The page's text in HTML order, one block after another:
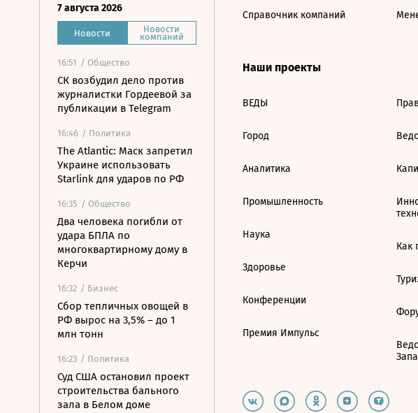
7 августа 2026
Новости Новости
компаний
16:51 / Общество
СК возбудил дело против
журналистки Гордеевой за
публикации в Telegram
16:46 / Политика
The Atlantic: Маск запретил
Украине использовать
Starlink для ударов по РФ
16:35 / Общество
Два человека погибли от
удара БПЛА по
многоквартирному дому в
Керчи
16:32 / Бизнес
Сбор тепличных овощей в
РФ вырос на 3,5% – до 1
млн тонн
16:23 / Политика
Суд США остановил проект
строительства бального
зала в Белом доме
Справочник компаний
Наши проекты
ВЕДЫ
Город
Аналитика
Промышленность
Наука
Здоровье
Конференции
Премия Импульс
Как